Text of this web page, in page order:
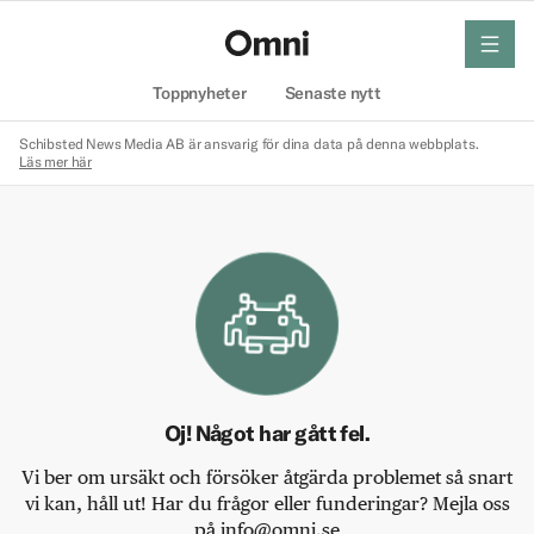
Toppnyheter Senaste nytt
meny
Schibsted News Media AB är ansvarig för dina data på denna webbplats.
Läs mer här
Oj! Något har gått fel.
Vi ber om ursäkt och försöker åtgärda problemet så snart
vi kan, håll ut! Har du frågor eller funderingar? Mejla oss